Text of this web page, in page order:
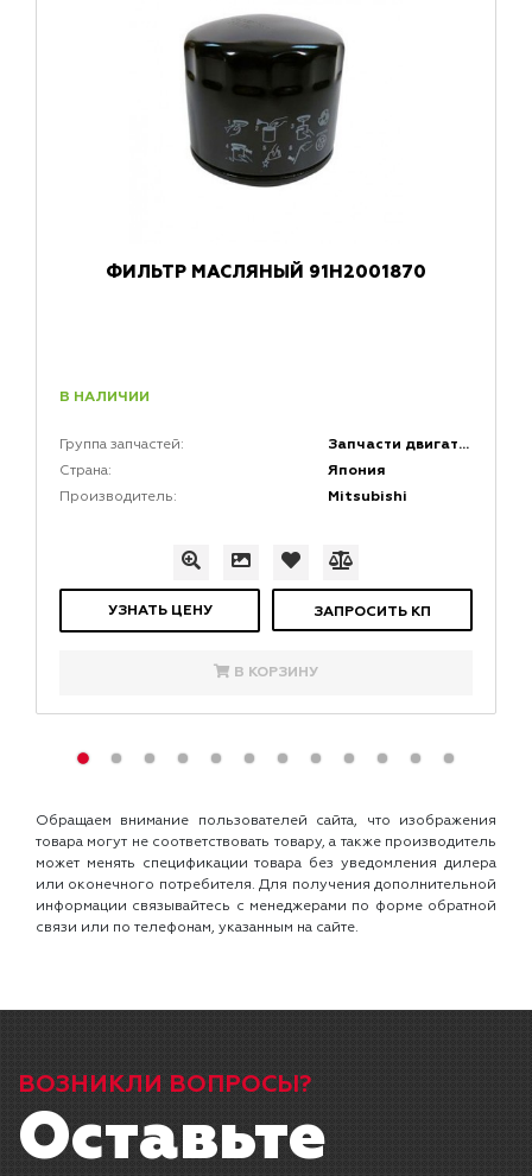
ФИЛЬТР МАСЛЯНЫЙ 91H2001870
В НАЛИЧИИ
Группа запчастей: Запчасти двигателей
Страна: Япония
Производитель: Mitsubishi
УЗНАТЬ ЦЕНУ ЗАПРОСИТЬ КП
В КОРЗИНУ
Обращаем внимание пользователей сайта, что изображения
товара могут не соответствовать товару, а также производитель
может менять спецификации товара без уведомления дилера
или оконечного потребителя. Для получения дополнительной
информации связывайтесь с менеджерами по форме обратной
связи или по телефонам, указанным на сайте.
ВОЗНИКЛИ ВОПРОСЫ?
Оставьте